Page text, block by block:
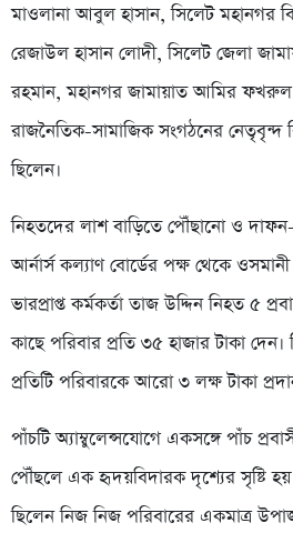
মাওলানা আবুল হাসান, সিলেট মহানগর
রেজাউল হাসান লোদী, সিলেট জেলা
রহমান, মহানগর জামায়াত আমির ফখরুল
রাজনৈতিক-সামাজিক সংগঠনের নেতৃবৃন্দ
ছিলেন।
নিহতদের লাশ বাড়িতে পৌঁছানো ও
আর্নার্স কল্যাণ বোর্ডের পক্ষ থেকে
ভারপ্রাপ্ত কর্মকর্তা তাজ উদ্দিন নিহত ৫
কাছে পরিবার প্রতি ৩৫ হাজার টাকা দেন।
প্রতিটি পরিবারকে আরো ৩ লক্ষ টাকা
পাঁচটি অ্যাম্বুলেন্সযোগে একসঙ্গে পাঁচ
পৌঁছলে এক হৃদয়বিদারক দৃশ্যের সৃষ্টি
ছিলেন নিজ নিজ পরিবারের একমাত্র